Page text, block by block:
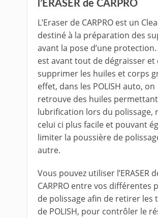
l’ERASER de CARPRO
L’Eraser de CARPRO est un
destiné à la préparation des
avant la pose d’une
est avant tout de dégraisser et
supprimer les huiles et corps
effet, dans les POLISH auto, on
retrouve des huiles
lubrification lors du polissage,
celui ci plus facile et pouvant
limiter la poussière de
autre.
Vous pouvez utiliser l’ERASER
CARPRO entre vos différentes
de polissage afin de retirer les
de POLISH, pour contrôler le